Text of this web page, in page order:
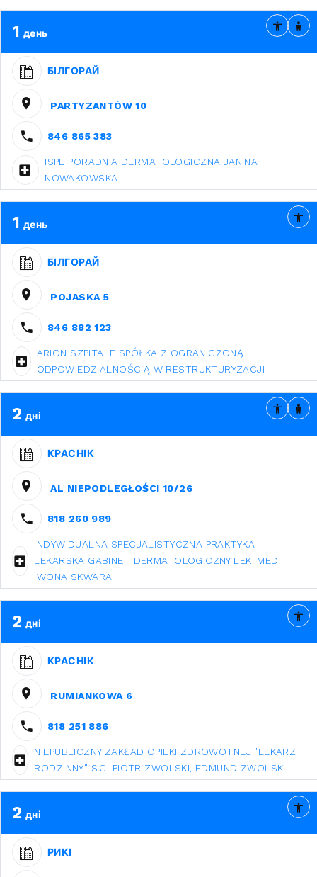
1 день
БІЛГОРАЙ
PARTYZANTÓW 10
846 865 383
ISPL PORADNIA DERMATOLOGICZNA JANINA
NOWAKOWSKA
1 день
БІЛГОРАЙ
POJASKA 5
846 882 123
ARION SZPITALE SPÓŁKA Z OGRANICZONĄ
ODPOWIEDZIALNOŚCIĄ W RESTRUKTURYZACJI
2 дні
КРАСНІК
AL NIEPODLEGŁOŚCI 10/26
818 260 989
INDYWIDUALNA SPECJALISTYCZNA PRAKTYKA
LEKARSKA GABINET DERMATOLOGICZNY LEK. MED.
IWONA SKWARA
2 дні
КРАСНІК
RUMIANKOWA 6
818 251 886
NIEPUBLICZNY ZAKŁAD OPIEKI ZDROWOTNEJ "LEKARZ
RODZINNY" S.C. PIOTR ZWOLSKI, EDMUND ZWOLSKI
2 дні
РИКІ